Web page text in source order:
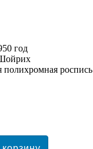
год
полихромная роспись